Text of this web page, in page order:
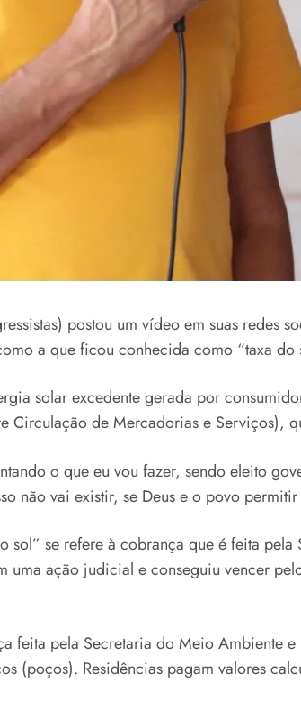
postou um vídeo em suas redes
a que ficou conhecida como “taxa do
solar excedente gerada por
Circulação de Mercadorias e Serviços),
o que eu vou fazer, sendo eleito
não vai existir, se Deus e o povo
sol” se refere à cobrança que é feita
uma ação judicial e conseguiu vencer
feita pela Secretaria do Meio Ambiente
(poços). Residências pagam valores